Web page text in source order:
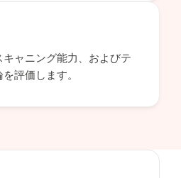
ャニング能力、およびテ
評価します。